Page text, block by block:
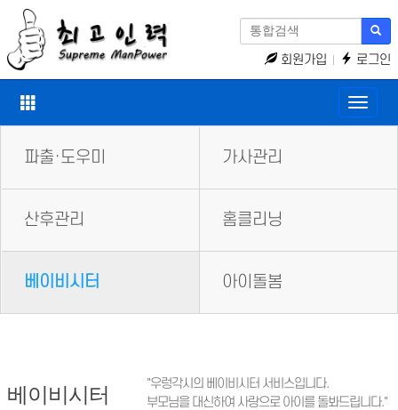
회원가입 로그인
Toggle
파출·도우미 가사관리
산후관리 홈클리닝
베이비시터 아이돌봄
베이비시터
"우렁각시의 베이비시터 서비스입니다.
부모님을 대신하여 사랑으로 아이를 돌봐드립니다."